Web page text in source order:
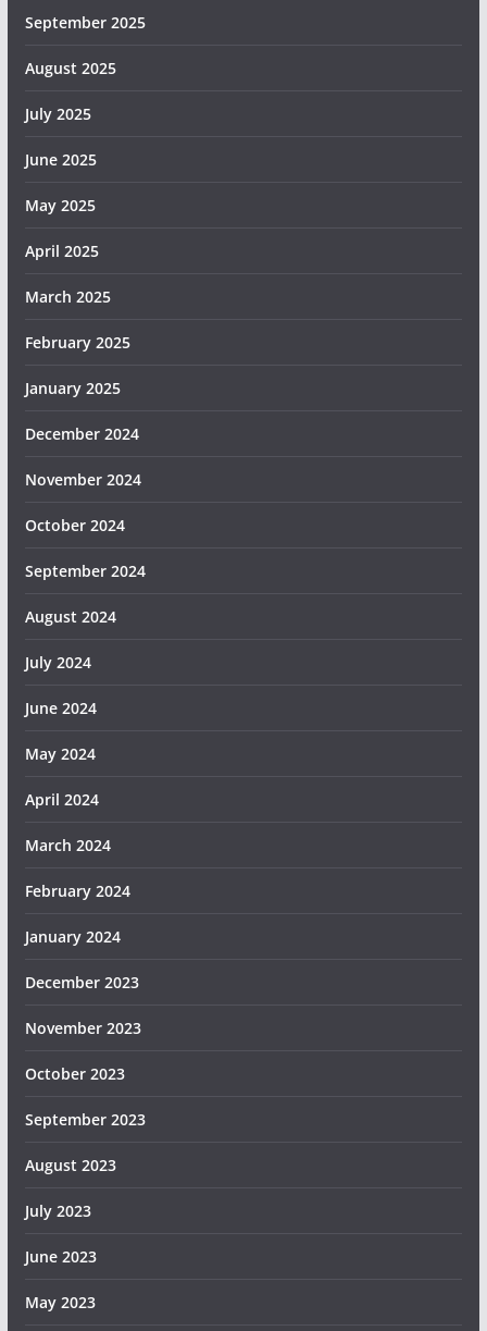
September 2025
August 2025
July 2025
June 2025
May 2025
April 2025
March 2025
February 2025
January 2025
December 2024
November 2024
October 2024
September 2024
August 2024
July 2024
June 2024
May 2024
April 2024
March 2024
February 2024
January 2024
December 2023
November 2023
October 2023
September 2023
August 2023
July 2023
June 2023
May 2023